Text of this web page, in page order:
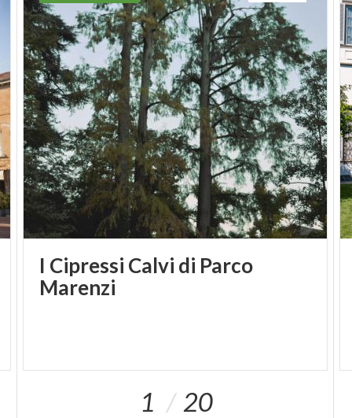
bellissime decorazioni.
Seguendo il percorso all'interno della cattedrale si
incontrano le rappresentazioni e la celebrazione dei
santi fino ad arrivare all'altare maggiore e
nell'abside, dove si incontra la figura di Gesù.
Sant'Alessandro Martire e Madre Maria sono le due
figure che risaltano in modo particolare nelle
rappresentazioni all'interno del Duomo di
Bergamo.
I Cipressi Calvi di Parco
Marenzi
1 20